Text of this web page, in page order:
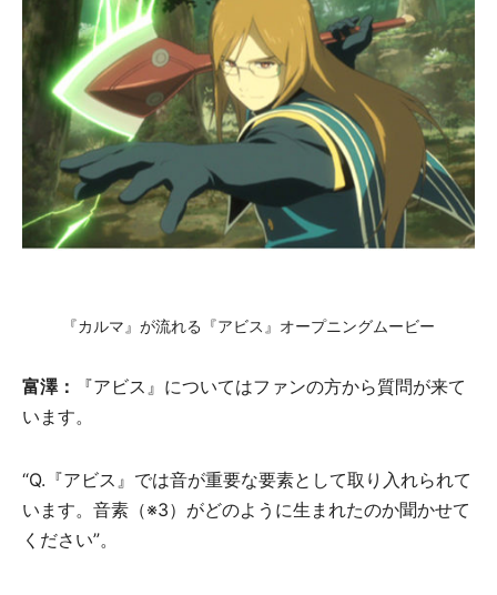
『カルマ』が流れる『アビス』オープニングムービー
富澤：
『アビス』についてはファンの方から質問が来て
います。
“Q.『アビス』では音が重要な要素として取り入れられて
います。音素（※3）がどのように生まれたのか聞かせて
ください”。